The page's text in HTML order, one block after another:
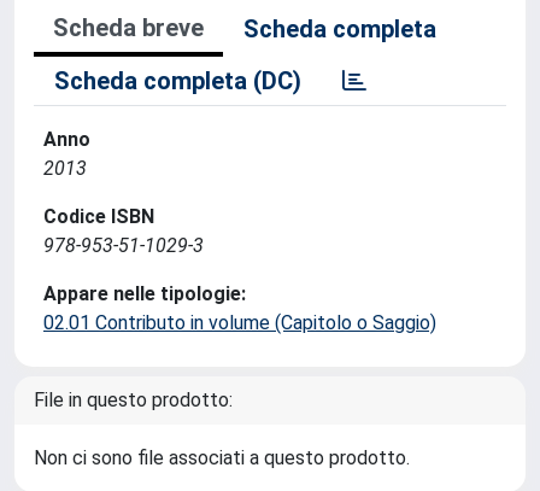
Scheda breve
Scheda completa
Scheda completa (DC)
Anno
2013
Codice ISBN
978-953-51-1029-3
Appare nelle tipologie:
02.01 Contributo in volume (Capitolo o Saggio)
File in questo prodotto:
Non ci sono file associati a questo prodotto.